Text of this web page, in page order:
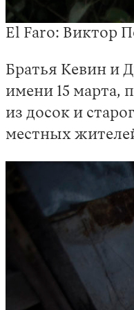
El Faro: Виктор
Братья Кевин и
имени 15 марта,
из досок и
местных